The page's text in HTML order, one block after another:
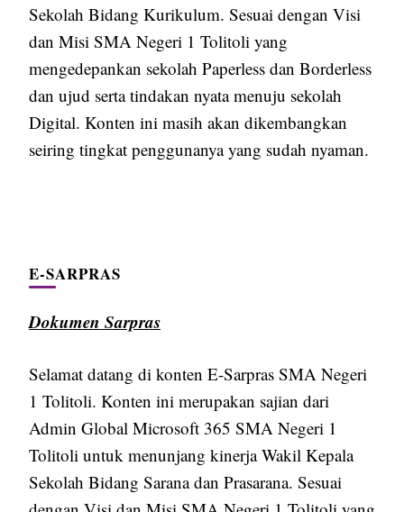
Sekolah Bidang Kurikulum. Sesuai dengan Visi
dan Misi SMA Negeri 1 Tolitoli yang
mengedepankan sekolah Paperless dan Borderless
dan ujud serta tindakan nyata menuju sekolah
Digital. Konten ini masih akan dikembangkan
seiring tingkat penggunanya yang sudah nyaman.
E-SARPRAS
Dokumen Sarpras
Selamat datang di konten E-Sarpras SMA Negeri
1 Tolitoli. Konten ini merupakan sajian dari
Admin Global Microsoft 365 SMA Negeri 1
Tolitoli untuk menunjang kinerja Wakil Kepala
Sekolah Bidang Sarana dan Prasarana. Sesuai